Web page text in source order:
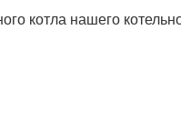
котла нашего